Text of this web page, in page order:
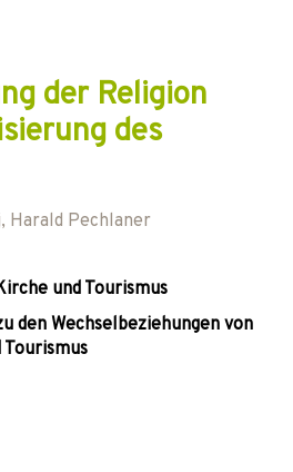
der Religion
des
, Harald Pechlaner
und Tourismus
den Wechselbeziehungen von